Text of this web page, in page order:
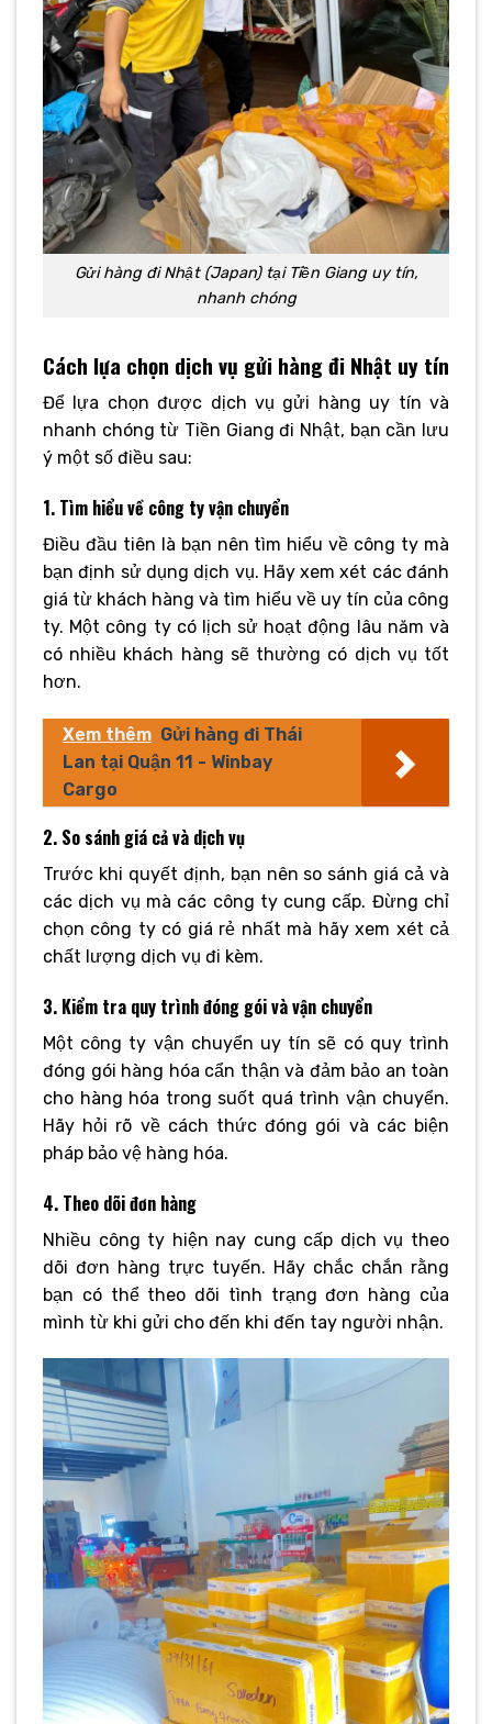
Gửi hàng đi Nhật (Japan) tại Tiền Giang uy tín,
nhanh chóng
Cách lựa chọn dịch vụ gửi hàng đi Nhật uy tín
Để lựa chọn được dịch vụ gửi hàng uy tín và
nhanh chóng từ Tiền Giang đi Nhật, bạn cần lưu
ý một số điều sau:
1. Tìm hiểu về công ty vận chuyển
Điều đầu tiên là bạn nên tìm hiểu về công ty mà
bạn định sử dụng dịch vụ. Hãy xem xét các đánh
giá từ khách hàng và tìm hiểu về uy tín của công
ty. Một công ty có lịch sử hoạt động lâu năm và
có nhiều khách hàng sẽ thường có dịch vụ tốt
hơn.
Xem thêm Gửi hàng đi Thái
Lan tại Quận 11 - Winbay
Cargo
2. So sánh giá cả và dịch vụ
Trước khi quyết định, bạn nên so sánh giá cả và
các dịch vụ mà các công ty cung cấp. Đừng chỉ
chọn công ty có giá rẻ nhất mà hãy xem xét cả
chất lượng dịch vụ đi kèm.
3. Kiểm tra quy trình đóng gói và vận chuyển
Một công ty vận chuyển uy tín sẽ có quy trình
đóng gói hàng hóa cẩn thận và đảm bảo an toàn
cho hàng hóa trong suốt quá trình vận chuyển.
Hãy hỏi rõ về cách thức đóng gói và các biện
pháp bảo vệ hàng hóa.
4. Theo dõi đơn hàng
Nhiều công ty hiện nay cung cấp dịch vụ theo
dõi đơn hàng trực tuyến. Hãy chắc chắn rằng
bạn có thể theo dõi tình trạng đơn hàng của
mình từ khi gửi cho đến khi đến tay người nhận.